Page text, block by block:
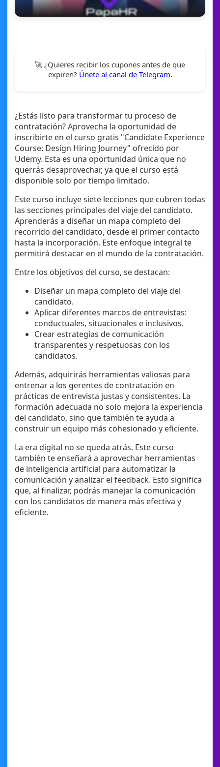
🚀 ¿Quieres recibir los cupones antes de que
expiren? Únete al canal de Telegram.
¿Estás listo para transformar tu proceso de
contratación? Aprovecha la oportunidad de
inscribirte en el curso gratis "Candidate Experience
Course: Design Hiring Journey" ofrecido por
Udemy. Esta es una oportunidad única que no
querrás desaprovechar, ya que el curso está
disponible solo por tiempo limitado.
Este curso incluye siete lecciones que cubren todas
las secciones principales del viaje del candidato.
Aprenderás a diseñar un mapa completo del
recorrido del candidato, desde el primer contacto
hasta la incorporación. Este enfoque integral te
permitirá destacar en el mundo de la contratación.
Entre los objetivos del curso, se destacan:
Diseñar un mapa completo del viaje del
candidato.
Aplicar diferentes marcos de entrevistas:
conductuales, situacionales e inclusivos.
Crear estrategias de comunicación
transparentes y respetuosas con los
candidatos.
Además, adquirirás herramientas valiosas para
entrenar a los gerentes de contratación en
prácticas de entrevista justas y consistentes. La
formación adecuada no solo mejora la experiencia
del candidato, sino que también te ayuda a
construir un equipo más cohesionado y eficiente.
La era digital no se queda atrás. Este curso
también te enseñará a aprovechar herramientas
de inteligencia artificial para automatizar la
comunicación y analizar el feedback. Esto significa
que, al finalizar, podrás manejar la comunicación
con los candidatos de manera más efectiva y
eficiente.